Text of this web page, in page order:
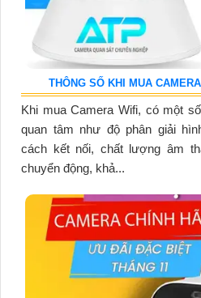
THÔNG SỐ KHI MUA
Khi mua Camera Wifi, có một
quan tâm như độ phân giải
cách kết nối, chất lượng âm
chuyển động, khả...